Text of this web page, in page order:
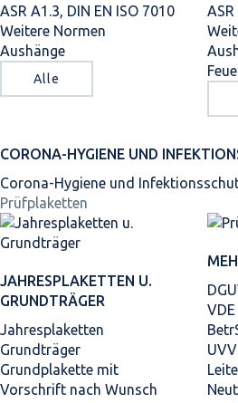
ASR A1.3, DIN EN ISO 7010
Weitere Normen
Aushänge
Alle
CORONA-HYGIENE UND
Corona-Hygiene und
Prüfplaketten
JAHRES­PLAKETTEN U.
GRUNDTRÄGER
Jahresplaketten
Grundträger
Grundplakette mit
Vorschrift nach Wunsch